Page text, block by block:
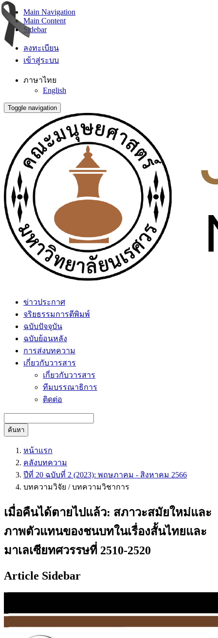
Main Navigation
Main Content
Sidebar
ลงทะเบียน
เข้าสู่ระบบ
ภาษาไทย
English
Toggle navigation
ข่าวประกาศ
จริยธรรมการตีพิมพ์
ฉบับปัจจุบัน
ฉบับย้อนหลัง
การส่งบทความ
เกี่ยวกับวารสาร
เกี่ยวกับวารสาร
ทีมบรรณาธิการ
ติดต่อ
ค้นหา
หน้าแรก
คลังบทความ
ปีที่ 20 ฉบับที่ 2 (2023): พฤษภาคม - สิงหาคม 2566
บทความวิจัย / บทความวิชาการ
เมื่อคืนได้ตายไปแล้ว: สภาวะสมัยใหม่และ
ภาพตัวแทนของชนบทในเรื่องสั้นไทยและ
มาเลเซียทศวรรษที่ 2510-2520
Article Sidebar